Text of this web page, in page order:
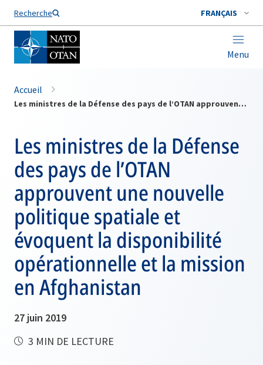
Recherche FRANÇAIS
Menu
Nom de famille*
Accueil
Les ministres de la Défense des pays de l’OTAN approuvent une nouvelle politique spatiale et évoquent la disponibilité opérationnelle et la mission en Afghanistan
Les ministres de la Défense
des pays de l’OTAN
approuvent une nouvelle
politique spatiale et
évoquent la disponibilité
opérationnelle et la mission
en Afghanistan
27 juin 2019
3 MIN DE LECTURE